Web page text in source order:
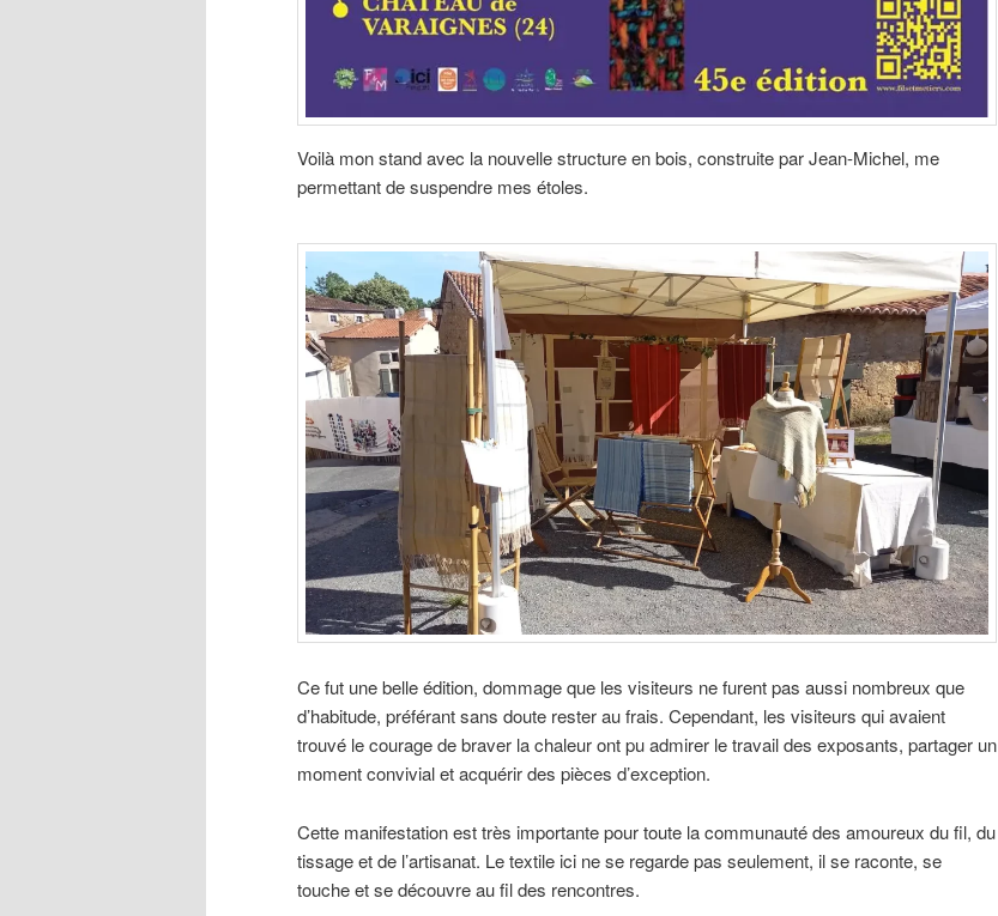
Voilà mon stand avec la nouvelle structure en bois, construite par Jean-Michel, me
permettant de suspendre mes étoles.
Ce fut une belle édition, dommage que les visiteurs ne furent pas aussi nombreux que
d’habitude, préférant sans doute rester au frais. Cependant, les visiteurs qui avaient
trouvé le courage de braver la chaleur ont pu admirer le travail des exposants, partager un
moment convivial et acquérir des pièces d’exception.
Cette manifestation est très importante pour toute la communauté des amoureux du fil, du
tissage et de l’artisanat. Le textile ici ne se regarde pas seulement, il se raconte, se
touche et se découvre au fil des rencontres.